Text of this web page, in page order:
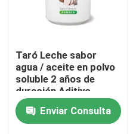
Viaje de la fábrica
Control de calidad
Éntrenos en contacto con
Taró Leche sabor
agua / aceite en polvo
soluble 2 años de
duración Aditivo
alimentario
Enviar Consulta